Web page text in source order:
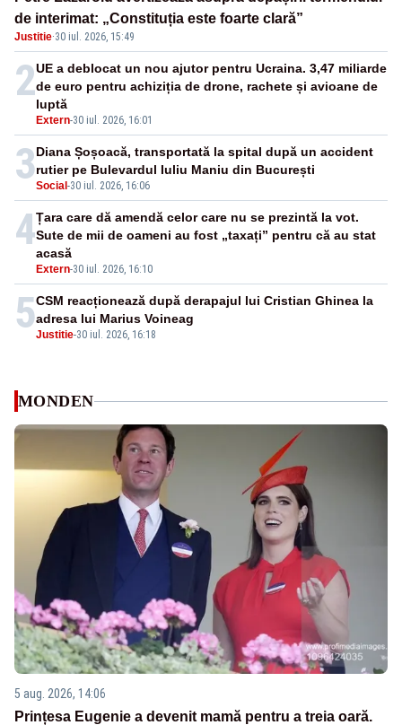
de interimat: „Constituția este foarte clară”
Justitie·30 iul. 2026, 15:49
2
Extern-30 iul. 2026, 16:01
UE a deblocat un nou ajutor pentru Ucraina. 3,47 miliarde
de euro pentru achiziția de drone, rachete și avioane de
luptă
3Social -30 iul. 2026, 16:06
Diana Șoșoacă, transportată la spital după un accident
rutier pe Bulevardul Iuliu Maniu din București
4
Extern-30 iul. 2026, 16:10
Țara care dă amendă celor care nu se prezintă la vot.
Sute de mii de oameni au fost „taxați” pentru că au stat
acasă
5Justitie-30 iul. 2026, 16:18
CSM reacționează după derapajul lui Cristian Ghinea la
adresa lui Marius Voineag
MONDEN
5 aug. 2026, 14:06
Prințesa Eugenie a devenit mamă pentru a treia oară.